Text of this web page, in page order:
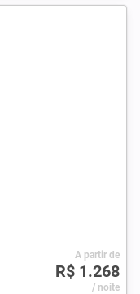
A partir de
R$ 1.268
/ noite